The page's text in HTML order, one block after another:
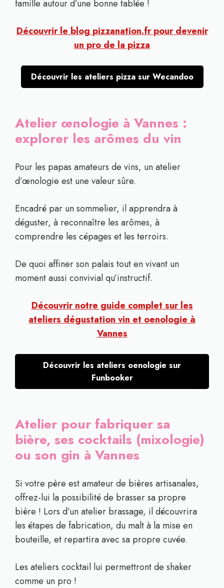
famille autour d’une bonne tablée !
Découvrir le blog pizzanation.fr pour devenir
un pro de la pizza
Découvrir les ateliers pizza sur Wecandoo
Atelier œnologie à Vannes :
explorer les arômes du vin
Pour les papas amateurs de vins, un atelier
d’œnologie est une valeur sûre.
Encadré par un sommelier, il apprendra à
déguster, à reconnaître les arômes, à
comprendre les cépages et les terroirs.
De quoi affiner son palais tout en vivant un
moment aussi convivial qu’instructif.
Découvrir notre guide complet sur les
ateliers dégustation vin et oenologie à
Vannes
Découvrir les ateliers oenologie sur
Funbooker
Atelier pour fabriquer sa
bière, ses cocktails (mixologie)
ou son gin à Vannes
Si votre père est amateur de bières artisanales,
offrez-lui la possibilité de brasser sa propre
bière ! Lors d’un atelier brassage, il découvrira
les étapes de fabrication, du malt à la mise en
bouteille, et repartira avec sa propre cuvée.
Les ateliers cocktail lui permettront de shaker
comme un pro !